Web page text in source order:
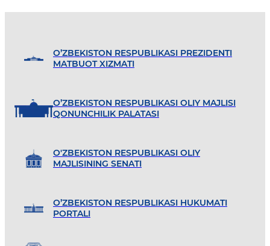
O’ZBEKISTON RESPUBLIKASI PREZIDENTI
MATBUOT XIZMATI
O’ZBEKISTON RESPUBLIKASI OLIY MAJLISI
QONUNCHILIK PALATASI
O'ZBEKISTON RESPUBLIKASI OLIY
MAJLISINING SENATI
O’ZBEKISTON RESPUBLIKASI HUKUMATI
PORTALI